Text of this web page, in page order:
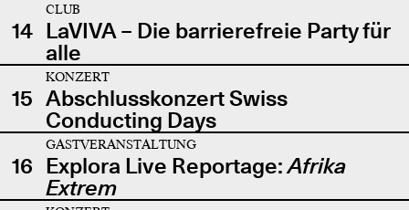
14
CLUB
LaVIVA – Die barrierefreie Party für
alle
15
KONZERT
Abschlusskonzert Swiss
Conducting Days
16
GASTVERANSTALTUNG
Explora Live Reportage:Afrika
Extrem